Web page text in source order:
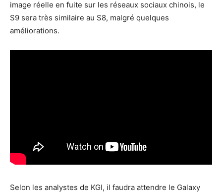
image réelle en fuite sur les réseaux sociaux chinois, le
S9 sera très similaire au S8, malgré quelques
améliorations.
Selon les analystes de KGI, il faudra attendre le Galaxy